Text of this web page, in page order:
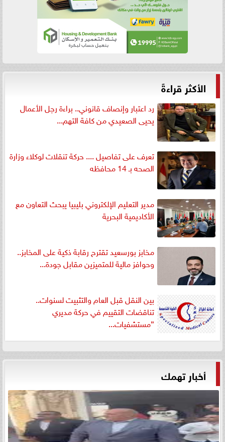
الأكثر قراءةً
رد اعتبار وإنصاف قانوني.. براءة رجل الأعمال
يحيى الصعيدي من كافة التهم...
تعرف على تفاصيل .... حركة تنقلات لوكلاء وزارة
الصحه بـ 14 محافظه
مدير التعليم الإلكتروني بليبيا يبحث التعاون مع
الأكاديمية البحرية
مخابز بورسعيد تقترح رقابة ذكية على المخابز..
وحوافز مالية للمتميزين مقابل جودة...
بين النقل قبل العام والتثبيت لسنوات..
تناقضات التقييم في حركة مديري
”مستشفيات...
أخبار تهمك